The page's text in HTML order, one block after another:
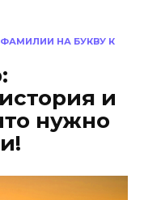
ФАМИЛИИ НА БУКВУ К
и
нужно